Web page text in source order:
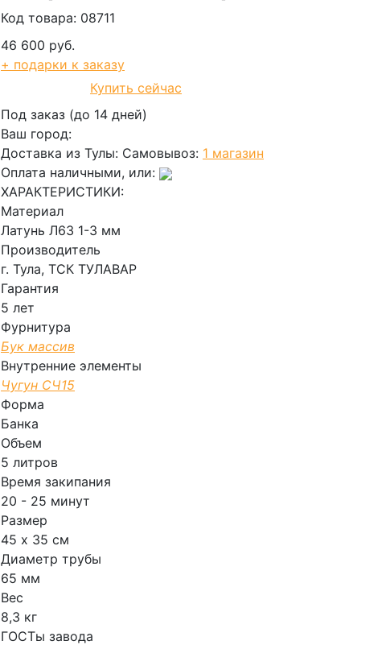
Код товара: 08711
46 600 руб.
+ подарки к заказу
Купить сейчас
Под заказ (до 14 дней)
Ваш город:
Доставка из Тулы: Самовывоз: 1 магазин
Оплата наличными, или:
ХАРАКТЕРИСТИКИ:
Материал
Латунь Л63 1-3 мм
Производитель
г. Тула, ТСК ТУЛАВАР
Гарантия
5 лет
Фурнитура
Бук массив
Внутренние элементы
Чугун СЧ15
Форма
Банка
Объем
5 литров
Время закипания
20 - 25 минут
Размер
45 х 35 см
Диаметр трубы
65 мм
Вес
8,3 кг
ГОСТы завода